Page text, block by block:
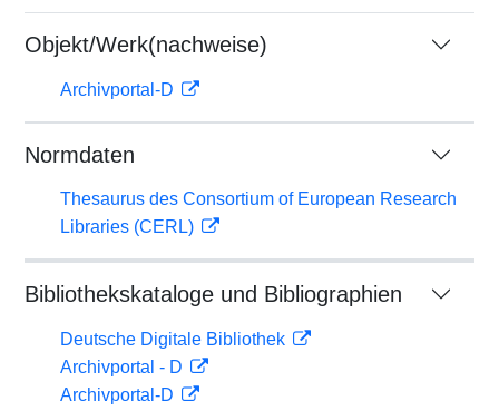
Objekt/Werk(nachweise)
Archivportal-D
Normdaten
Thesaurus des Consortium of European Research
Libraries (CERL)
Bibliothekskataloge und Bibliographien
Deutsche Digitale Bibliothek
Archivportal - D
Archivportal-D